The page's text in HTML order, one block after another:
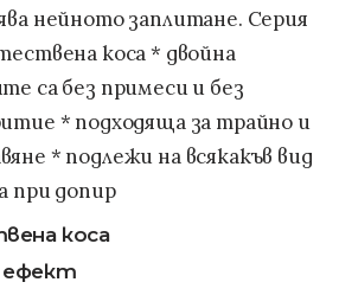
нейното заплитане. Серия
коса * двойна
са без примеси и без
* подходяща за трайно и
* подлежи на всякакъв вид
при допир
коса
ефект